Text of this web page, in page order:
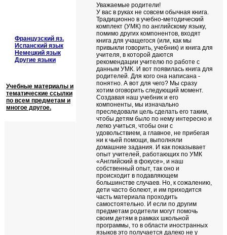
Уважаемые родители!
У вас в руках не совсем обычная книга.
Традиционно в учебно-методический
комплект (УМК) по английскому языку,
помимо других компонентов, входят
книга для учащегося (или, как мы
привыкли говорить, учебник) и книга для
учителя, в которой даются
рекомендации учителю по работе с
данным УМК. И вот появилась книга для
родителей. Для кого она написана -
понятно. А вот для чего? Мы сразу
хотим оговорить следующий момент.
Создавая наш учебник и его
компоненты, мы изначально
преследовали цель сделать его таким,
чтобы детям было по нему интересно и
легко учиться, чтобы они с
удовольствием, а главное, не прибегая
ни к чьей помощи, выполняли
домашние задания. И как показывает
опыт учителей, работающих по УМК
«Английский в фокусе», и наш
собственный опыт, так оно и
происходит в подавляющем
большинстве случаев. Но, к сожалению,
дети часто болеют, и им приходится
часть материала проходить
самостоятельно. И если по другим
предметам родители могут помочь
своим детям в рамках школьной
программы, то в области иностранных
языков это получается далеко не у
Французский яз.
Испанский язык
Немецкий язык
Другие языки
Учебные материалы и
тематические ссылки
по всем предметам и
многое другое.